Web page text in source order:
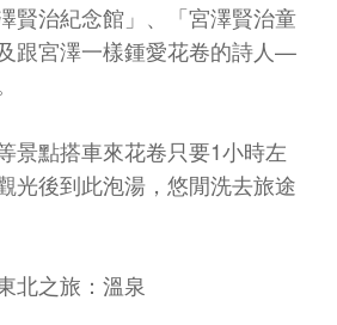
賢治紀念館」、「宮澤賢治童
跟宮澤一樣鍾愛花卷的詩人—
景點搭車來花卷只要1小時左
光後到此泡湯，悠閒洗去旅途
北之旅：溫泉